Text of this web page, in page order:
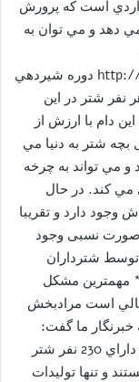
است كه پرورش
دهد و مي توان به
http://media.dalganpress.ir/ckEditor/3(135).jpg دوره شيردهي
نفر شتر در اين
دام با ارزش از
بچه شتر به دنيا مي
و مي تواند به چرخه
مي كند. در حال
خاش وجود دارد و تقریبا
صورت نسبی وجود
تن گوشت شتر توسط شترداران
مهمترين مشكل
است مرادبخش
ما گفت:
قريب به 27 سال است كه شترداري مي كنم و داراي 230 نفر شتر
و تنها توليدات